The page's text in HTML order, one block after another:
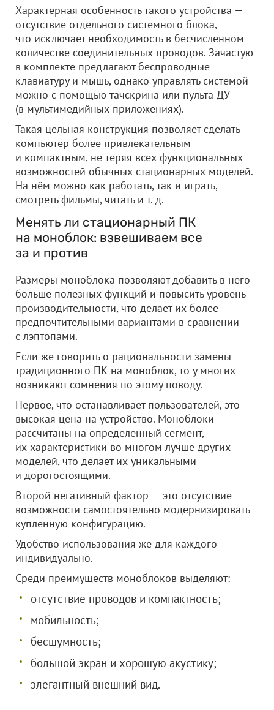
Характерная особенность такого устройства —
отсутствие отдельного системного блока,
что исключает необходимость в бесчисленном
количестве соединительных проводов. Зачастую
в комплекте предлагают беспроводные
клавиатуру и мышь, однако управлять системой
можно с помощью тачскрина или пульта ДУ
(в мультимедийных приложениях).
Такая цельная конструкция позволяет сделать
компьютер более привлекательным
и компактным, не теряя всех функциональных
возможностей обычных стационарных моделей.
На нём можно как работать, так и играть,
смотреть фильмы, читать и т. д.
Менять ли стационарный ПК
на моноблок: взвешиваем все
за и против
Размеры моноблока позволяют добавить в него
больше полезных функций и повысить уровень
производительности, что делает их более
предпочтительными вариантами в сравнении
с лэптопами.
Если же говорить о рациональности замены
традиционного ПК на моноблок, то у многих
возникают сомнения по этому поводу.
Первое, что останавливает пользователей, это
высокая цена на устройство. Моноблоки
рассчитаны на определенный сегмент,
их характеристики во многом лучше других
моделей, что делает их уникальными
и дорогостоящими.
Второй негативный фактор — это отсутствие
возможности самостоятельно модернизировать
купленную конфигурацию.
Удобство использования же для каждого
индивидуально.
Среди преимуществ моноблоков выделяют:
отсутствие проводов и компактность;
мобильность;
бесшумность;
большой экран и хорошую акустику;
элегантный внешний вид.